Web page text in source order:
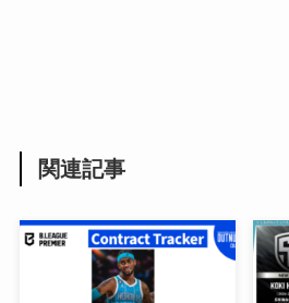
関連記事